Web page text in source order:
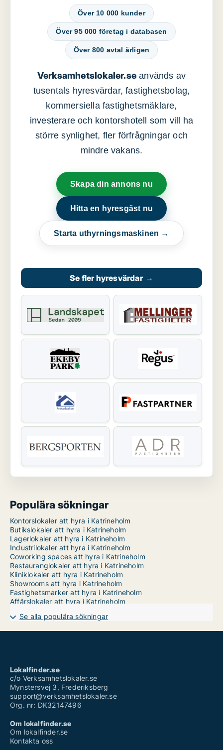
Över 10 000 kunder
Över 95 000 företag i databasen
Över 800 avtal årligen
Verksamhetslokaler.se används av
tusentals hyresvärdar, fastighetsbolag,
kommersiella fastighetsmäklare,
investerare och kontorshotell som vill ha
större synlighet, fler förfrågningar och
mindre vakans.
Skapa din annons nu
Hitta en hyresgäst nu
Starta uthyrningsmaskinen →
Se fler hyresvärdar →
Populära sökningar
Kontorslokaler att hyra i Katrineholm
Butikslokaler att hyra i Katrineholm
Lagerlokaler att hyra i Katrineholm
Industrilokaler att hyra i Katrineholm
Coworking spaces att hyra i Katrineholm
Restauranglokaler att hyra i Katrineholm
Kliniklokaler att hyra i Katrineholm
Showrooms att hyra i Katrineholm
Fastighetsmarker att hyra i Katrineholm
Affärslokaler att hyra i Katrineholm
Se alla populära sökningar
Lokalfinder.se
c/o Verksamhetslokaler.se
Mynstersvej 3, Frederiksberg
support@verksamhetslokaler.se
Org. nr: DK32147496
Om lokalfinder.se
Om lokalfinder.se
Kontakta oss